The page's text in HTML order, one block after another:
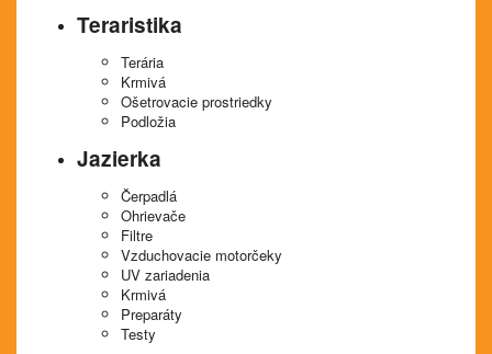
Teraristika
Terária
Krmivá
Ošetrovacie prostriedky
Podložia
Jazierka
Čerpadlá
Ohrievače
Filtre
Vzduchovacie motorčeky
UV zariadenia
Krmivá
Preparáty
Testy